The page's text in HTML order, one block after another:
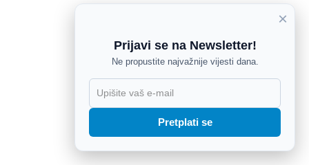
×
Prijavi se na Newsletter!
Ne propustite najvažnije vijesti dana.
Pretplati se